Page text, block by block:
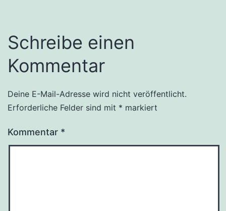
Schreibe einen
Kommentar
Deine E-Mail-Adresse wird nicht veröffentlicht.
Erforderliche Felder sind mit * markiert
Kommentar *